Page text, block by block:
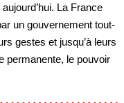
La France
un gouvernement tout-
gestes et jusqu’à leurs
permanente, le pouvoir